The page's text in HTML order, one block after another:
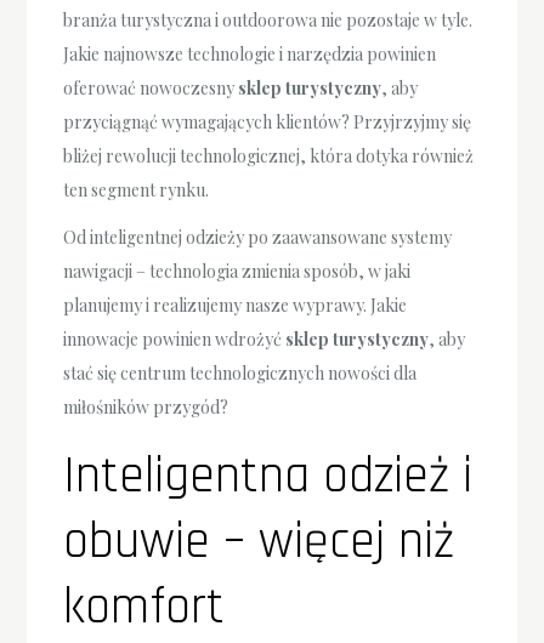
branża turystyczna i outdoorowa nie pozostaje w tyle.
Jakie najnowsze technologie i narzędzia powinien
oferować nowoczesny sklep turystyczny, aby
przyciągnąć wymagających klientów? Przyjrzyjmy się
bliżej rewolucji technologicznej, która dotyka również
ten segment rynku.
Od inteligentnej odzieży po zaawansowane systemy
nawigacji – technologia zmienia sposób, w jaki
planujemy i realizujemy nasze wyprawy. Jakie
innowacje powinien wdrożyć sklep turystyczny, aby
stać się centrum technologicznych nowości dla
miłośników przygód?
Inteligentna odzież i
obuwie – więcej niż
komfort